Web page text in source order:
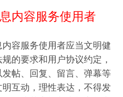
容服务使用者
容服务使用者应当文明健
的要求和用户协议约定，
帖、回复、留言、弹幕等
互动，理性表达，不得发